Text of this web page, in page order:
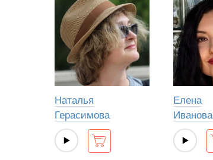
Наталья
Герасимова
Елена
Иванова